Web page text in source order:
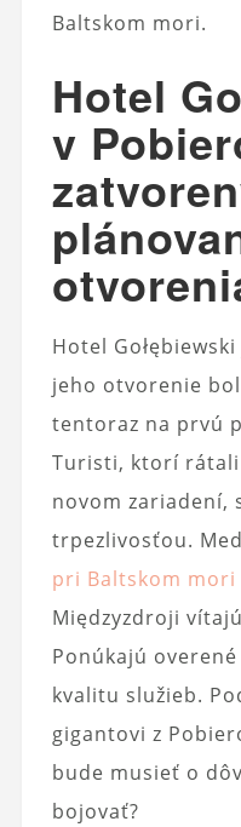
Baltskom mori.
Hotel
v
Hotel
jeho otvorenie
tentoraz na prvú
Turisti, ktorí
novom zariadení,
trpezlivosťou.
pri Baltskom mori
Międzyzdroji
Ponúkajú
kvalitu služieb.
gigantovi z
bude musieť o
bojovať?